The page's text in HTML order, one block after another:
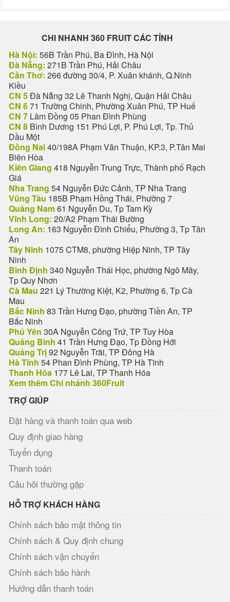
CHI NHANH 360 FRUIT CÁC TỈNH
Hà Nội: 56B Trần Phú, Ba Đình, Hà Nội
Đà Nẵng: 271B Trần Phú, Hải Châu
Cần Thơ: 266 đường 30/4, P. Xuân khánh, Q.Ninh
Kiều
CN 5Đà Nẵng 32 Lê Thanh Nghị, Quận Hải Châu
CN 671 Trường Chinh, Phường Xuân Phú, TP Huế
CN 7 Lâm Đồng 05 Phan Đình Phùng
CN 8 Bình Dương 151 Phú Lợi, P. Phú Lợi, Tp. Thủ
Dầu Một
Đồng Nai40/198A Phạm Văn Thuận, KP.3, P.Tân Mai
Biên Hòa
Kiên Giang 418 Nguyễn Trung Trực, Thành phố Rạch
Giá
Nha Trang 54 Nguyễn Đức Cảnh, TP Nha Trang
Vũng Tàu 185B Phạm Hồng Thái, Phường 7
Quảng Nam61 Nguyễn Du, Tp Tam Kỳ
Vĩnh Long: 20/A2 Phạm Thái Bường
Long An: 163 Nguyễn Đình Chiểu, Phường 3, Tp Tân
An
Tây Ninh 1075 CTM8, phường Hiệp Ninh, TP Tây
Ninh
Bình Định 340 Nguyễn Thái Học, phường Ngô Mây,
Tp Quy Nhơn
Cà Mau 221 Lý Thường Kiệt, K2, Phường 6, Tp Cà
Mau
Bắc Ninh 83 Trần Hưng Đạo, phường Tiền An, TP
Bắc Ninh
Phú Yên 30A Nguyễn Công Trứ, TP Tuy Hòa
Quảng Bình 41 Trần Hưng Đạo, Tp Đồng Hới
Quảng Trị92 Nguyễn Trãi, TP Đông Hà
Hà Tĩnh 54 Phan Đình Phùng, TP Hà Tĩnh
Thanh Hóa 177 Lê Lai, TP Thanh Hóa
Xem thêm Chi nhánh 360Fruit
TRỢ GIÚP
Đặt hàng và thanh toán qua web
Quy định giao hàng
Tuyển dụng
Thanh toán
Câu hỏi thường gặp
HỖ TRỢ KHÁCH HÀNG
Chính sách bảo mật thông tin
Chính sách & Quy định chung
Chính sách vận chuyển
Chính sách bảo hành
Hướng dẫn thanh toán